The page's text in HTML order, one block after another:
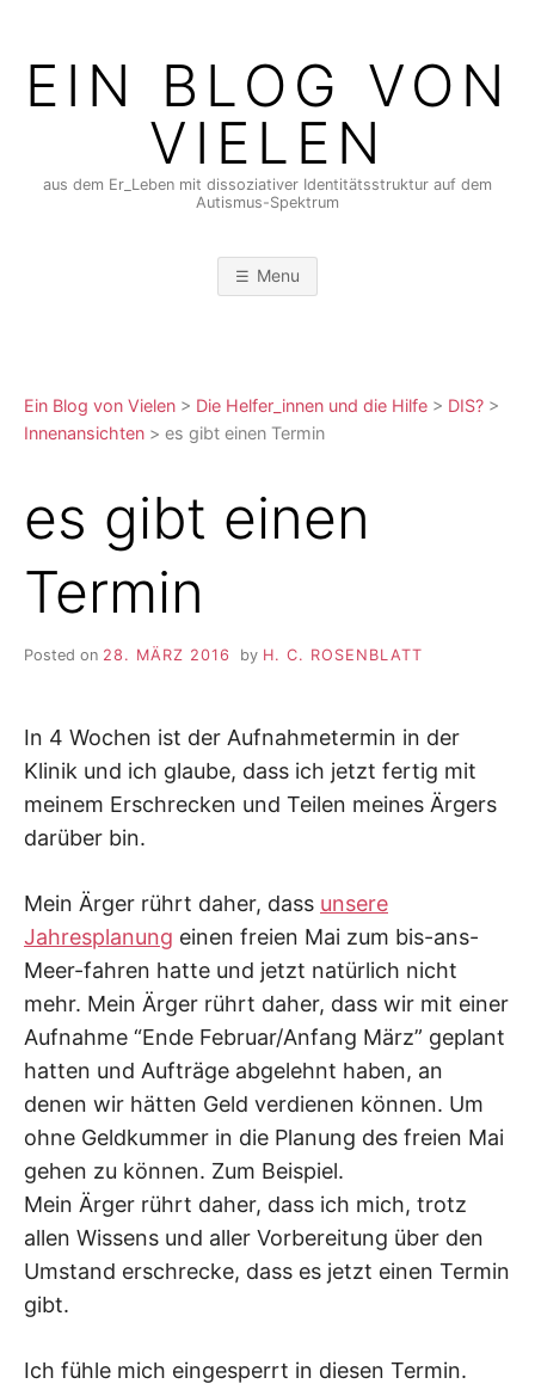
contentEIN BLOG VON
VIELEN
aus dem Er_Leben mit dissoziativer Identitätsstruktur auf dem
Autismus-Spektrum
Menu
Ein Blog von Vielen > Die Helfer_innen und die Hilfe > DIS? >
Innenansichten > es gibt einen Termin
es gibt einen
Termin
Posted on 28. MÄRZ 2016 by H. C. ROSENBLATT
In 4 Wochen ist der Aufnahmetermin in der
Klinik und ich glaube, dass ich jetzt fertig mit
meinem Erschrecken und Teilen meines Ärgers
darüber bin.
Mein Ärger rührt daher, dass unsere
Jahresplanung einen freien Mai zum bis-ans-
Meer-fahren hatte und jetzt natürlich nicht
mehr. Mein Ärger rührt daher, dass wir mit einer
Aufnahme “Ende Februar/Anfang März” geplant
hatten und Aufträge abgelehnt haben, an
denen wir hätten Geld verdienen können. Um
ohne Geldkummer in die Planung des freien Mai
gehen zu können. Zum Beispiel.
Mein Ärger rührt daher, dass ich mich, trotz
allen Wissens und aller Vorbereitung über den
Umstand erschrecke, dass es jetzt einen Termin
gibt.
Ich fühle mich eingesperrt in diesen Termin.